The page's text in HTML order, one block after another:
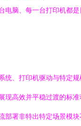
脑、每一台打印机都
、打印机驱动与特定
现高效并平稳过渡的
署非特出特定场景模